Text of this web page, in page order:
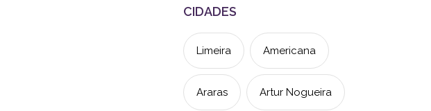
CIDADES
Limeira Americana
Araras Artur Nogueira